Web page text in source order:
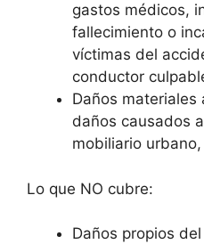
gastos médicos,
fallecimiento o
víctimas del
conductor
Daños materiales
daños causados
mobiliario
Lo que NO cubre:
Daños propios